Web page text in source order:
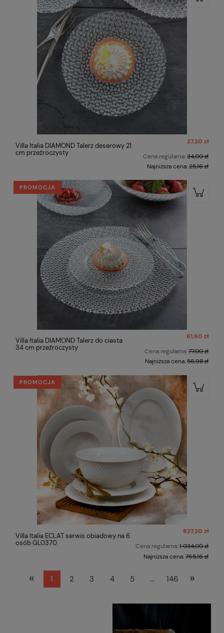
Villa Italia DIAMOND Talerz deserowy 21
cm przeźroczysty
27,20 zł
Cena regularna:34,00 zł
Najniższa cena:25,16 zł
Villa Italia DIAMOND Talerz do ciasta
34 cm przeźroczysty
61,60 zł
Cena regularna:77,00 zł
Najniższa cena:56,98 zł
PROMOCJA
Villa Italia ECLAT serwis obiadowy na 6
osób GL0370
827,20 zł
Cena regularna:1 034,00 zł
Najniższa cena:765,16 zł
PROMOCJA
« 1 2 3 4 5 ... 146 »